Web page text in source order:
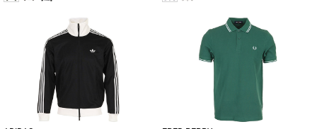
Vêtements pas cher et Promos
La maille gaufrée, texture rappelant les
grilles, les damiers et la géométrie qui
influencent l'esthétique [...]
XXL
Vêtements pas cher et Promos
Vêtements
Découvrez la veste adidas Classic Tt,
un incontournable de la collection
sportswear printemps-été [...]